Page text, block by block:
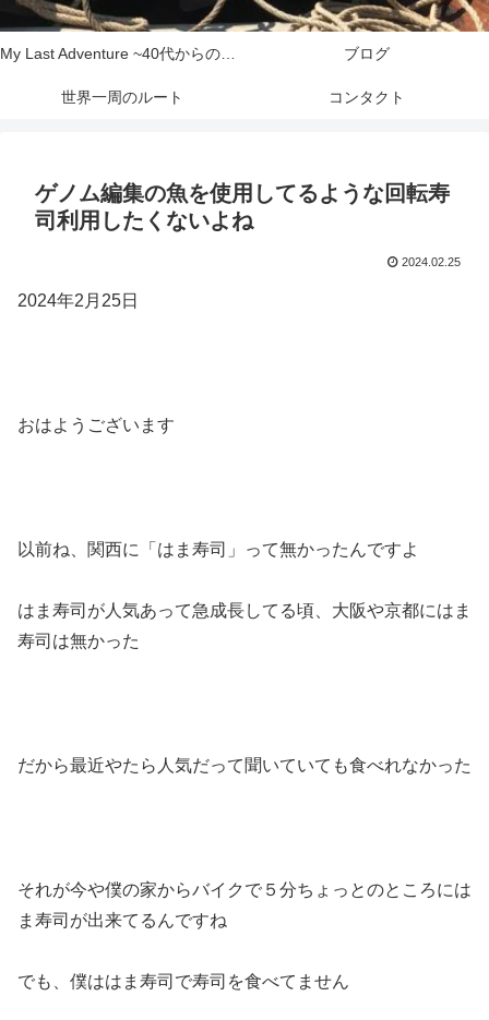
My Last Adventure ~40代からの世界一周旅行記~ ブログ
世界一周のルート コンタクト
ゲノム編集の魚を使用してるような回転寿
司利用したくないよね
2024.02.25
2024年2月25日
おはようございます
以前ね、関西に「はま寿司」って無かったんですよ
はま寿司が人気あって急成長してる頃、大阪や京都にはま
寿司は無かった
だから最近やたら人気だって聞いていても食べれなかった
それが今や僕の家からバイクで５分ちょっとのところには
ま寿司が出来てるんですね
でも、僕ははま寿司で寿司を食べてません